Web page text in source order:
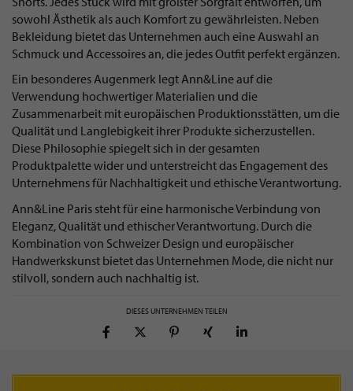
sowohl Ästhetik als auch Komfort zu gewährleisten. Neben
Bekleidung bietet das Unternehmen auch eine Auswahl an
Schmuck und Accessoires an, die jedes Outfit perfekt ergänzen.
Ein besonderes Augenmerk legt Ann&Line auf die
Verwendung hochwertiger Materialien und die
Zusammenarbeit mit europäischen Produktionsstätten, um die
Qualität und Langlebigkeit ihrer Produkte sicherzustellen.
Diese Philosophie spiegelt sich in der gesamten
Produktpalette wider und unterstreicht das Engagement des
Unternehmens für Nachhaltigkeit und ethische Verantwortung.
Ann&Line Paris steht für eine harmonische Verbindung von
Eleganz, Qualität und ethischer Verantwortung. Durch die
Kombination von Schweizer Design und europäischer
Handwerkskunst bietet das Unternehmen Mode, die nicht nur
stilvoll, sondern auch nachhaltig ist.
DIESES UNTERNEHMEN TEILEN